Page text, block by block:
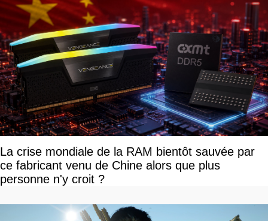
La crise mondiale de la RAM bientôt sauvée par
ce fabricant venu de Chine alors que plus
personne n'y croit ?